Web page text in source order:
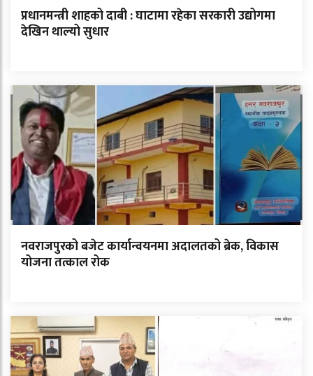
प्रधानमन्त्री शाहको दाबी : घाटामा रहेका सरकारी उद्योगमा
देखिन थाल्यो सुधार
नवराजपुरको बजेट कार्यान्वयनमा अदालतको ब्रेक, विकास
योजना तत्काल रोक